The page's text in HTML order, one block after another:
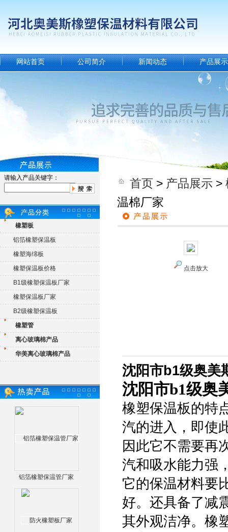
网站首页 公司简介 新闻动态 产品展示
请输入产品关键字：
橡塑板
铝箔橡塑保温板
橡塑海绵板
橡塑保温板价格
B1级橡塑保温板厂家
橡塑保温板厂家
B2级橡塑保温板
橡塑管
离心玻璃棉产品
华美离心玻璃棉产品
铝箔橡塑保温管厂家
首页 > 产品展示 >
温棉厂家
点击放大
沈阳市b1级奥美
沈阳市b1级奥
橡塑保温板的特
汽的进入，即使
因此它不需要再
汽和吸水能力强
它的保温材料要
好。还具备了减
其外观洁净。橡